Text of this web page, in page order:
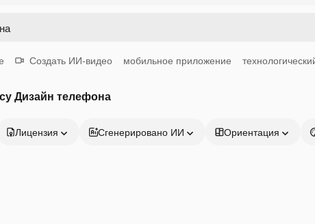
Создать ИИ-видео мобильное приложение
Дизайн телефона
Лицензия Сгенерировано ИИ Ориентация